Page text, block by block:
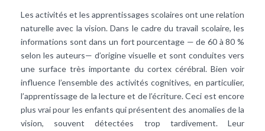
Les activités et les apprentissages scolaires ont une relation
naturelle avec la vision. Dans le cadre du travail scolaire, les
informations sont dans un fort pourcentage — de 60 à 80 %
selon les auteurs— d’origine visuelle et sont conduites vers
une surface très importante du cortex cérébral. Bien voir
influence l’ensemble des activités cognitives, en particulier,
l’apprentissage de la lecture et de l’écriture. Ceci est encore
plus vrai pour les enfants qui présentent des anomalies de la
vision, souvent détectées trop tardivement. Leur